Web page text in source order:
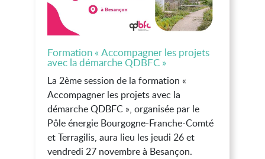
Formation « Accompagner les projets
avec la démarche QDBFC »
La 2ème session de la formation «
Accompagner les projets avec la
démarche QDBFC », organisée par le
Pôle énergie Bourgogne-Franche-Comté
et Terragilis, aura lieu les jeudi 26 et
vendredi 27 novembre à Besançon.